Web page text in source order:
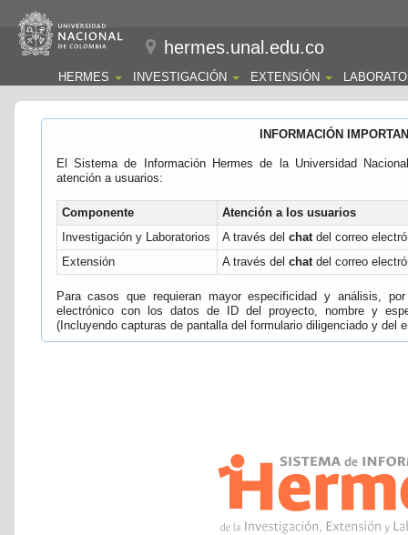
hermes.unal.edu.co
HERMES INVESTIGACIÓN EXTENSIÓN
INFORMACIÓN
El Sistema de Información Hermes de la Universidad
atención a usuarios:
Componente
Atención a los usuarios
Investigación y Laboratorios
A través del chatdel correo
Extensión
A través del chatdel correo
Para casos que requieran mayor especificidad y análisis,
electrónico con los datos de ID del proyecto, nombre y
(Incluyendo capturas de pantalla del formulario diligenciado y del